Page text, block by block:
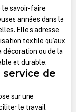
le savoir-faire
années dans le
Elle s’adresse
textile qu’aux
décoration ou de la
et durable.
de
sur une
le travail